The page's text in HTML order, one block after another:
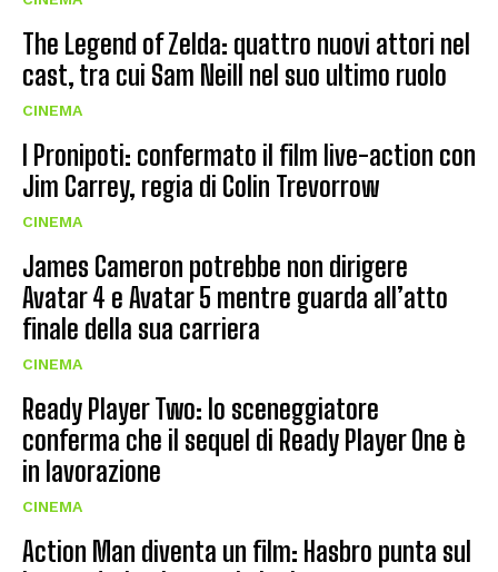
The Legend of Zelda: quattro nuovi attori nel
cast, tra cui Sam Neill nel suo ultimo ruolo
CINEMA
I Pronipoti: confermato il film live-action con
Jim Carrey, regia di Colin Trevorrow
CINEMA
James Cameron potrebbe non dirigere
Avatar 4 e Avatar 5 mentre guarda all’atto
finale della sua carriera
CINEMA
Ready Player Two: lo sceneggiatore
conferma che il sequel di Ready Player One è
in lavorazione
CINEMA
Action Man diventa un film: Hasbro punta sul